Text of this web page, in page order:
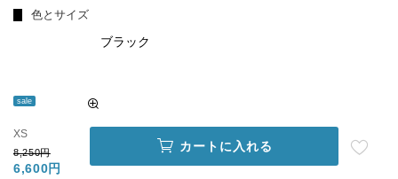
色とサイズ
sale
ブラック
XS
8,250円
6,600円
カートに入れる